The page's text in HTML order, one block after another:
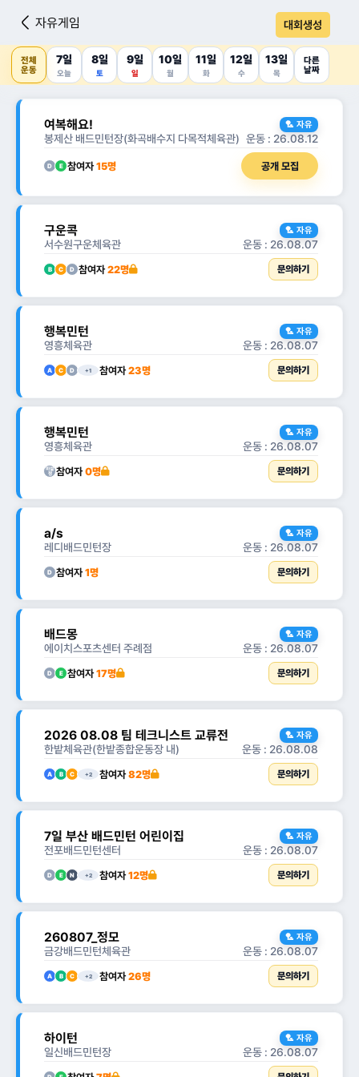
자유게임 대회생성
전체
운동
7일
오늘
8일
토
9일
일
10일
월
11일
화
12일
수
13일
목
다른
날짜
🏸 자유
여복해요!
봉제산 배드민턴장(화곡배수지 다목적체육관) 운동 : 26.08.12
D E 참여자15명 공개 모집
🏸 자유
구운콕
서수원구운체육관 운동 : 26.08.07
B C D 참여자22명 문의하기
🏸 자유
행복민턴
영흥체육관 운동 : 26.08.07
A C D +1 참여자23명 문의하기
🏸 자유
행복민턴
영흥체육관 운동 : 26.08.07
미설
정
참여자0명 문의하기
🏸 자유
a/s
레디배드민턴장 운동 : 26.08.07
D 참여자1명 문의하기
🏸 자유
배드몽
에이치스포츠센터 주례점 운동 : 26.08.07
D E 참여자17명 문의하기
🏸 자유
2026 08.08 팀 테크니스트 교류전
한밭체육관(한밭종합운동장 내) 운동 : 26.08.08
A B C +2 참여자82명 문의하기
🏸 자유
7일 부산 배드민턴 어린이집
전포배드민턴센터 운동 : 26.08.07
D E N +2 참여자12명 문의하기
🏸 자유
260807_정모
금강배드민턴체육관 운동 : 26.08.07
A B C +2 참여자26명 문의하기
🏸 자유
하이턴
일신배드민턴장 운동 : 26.08.07